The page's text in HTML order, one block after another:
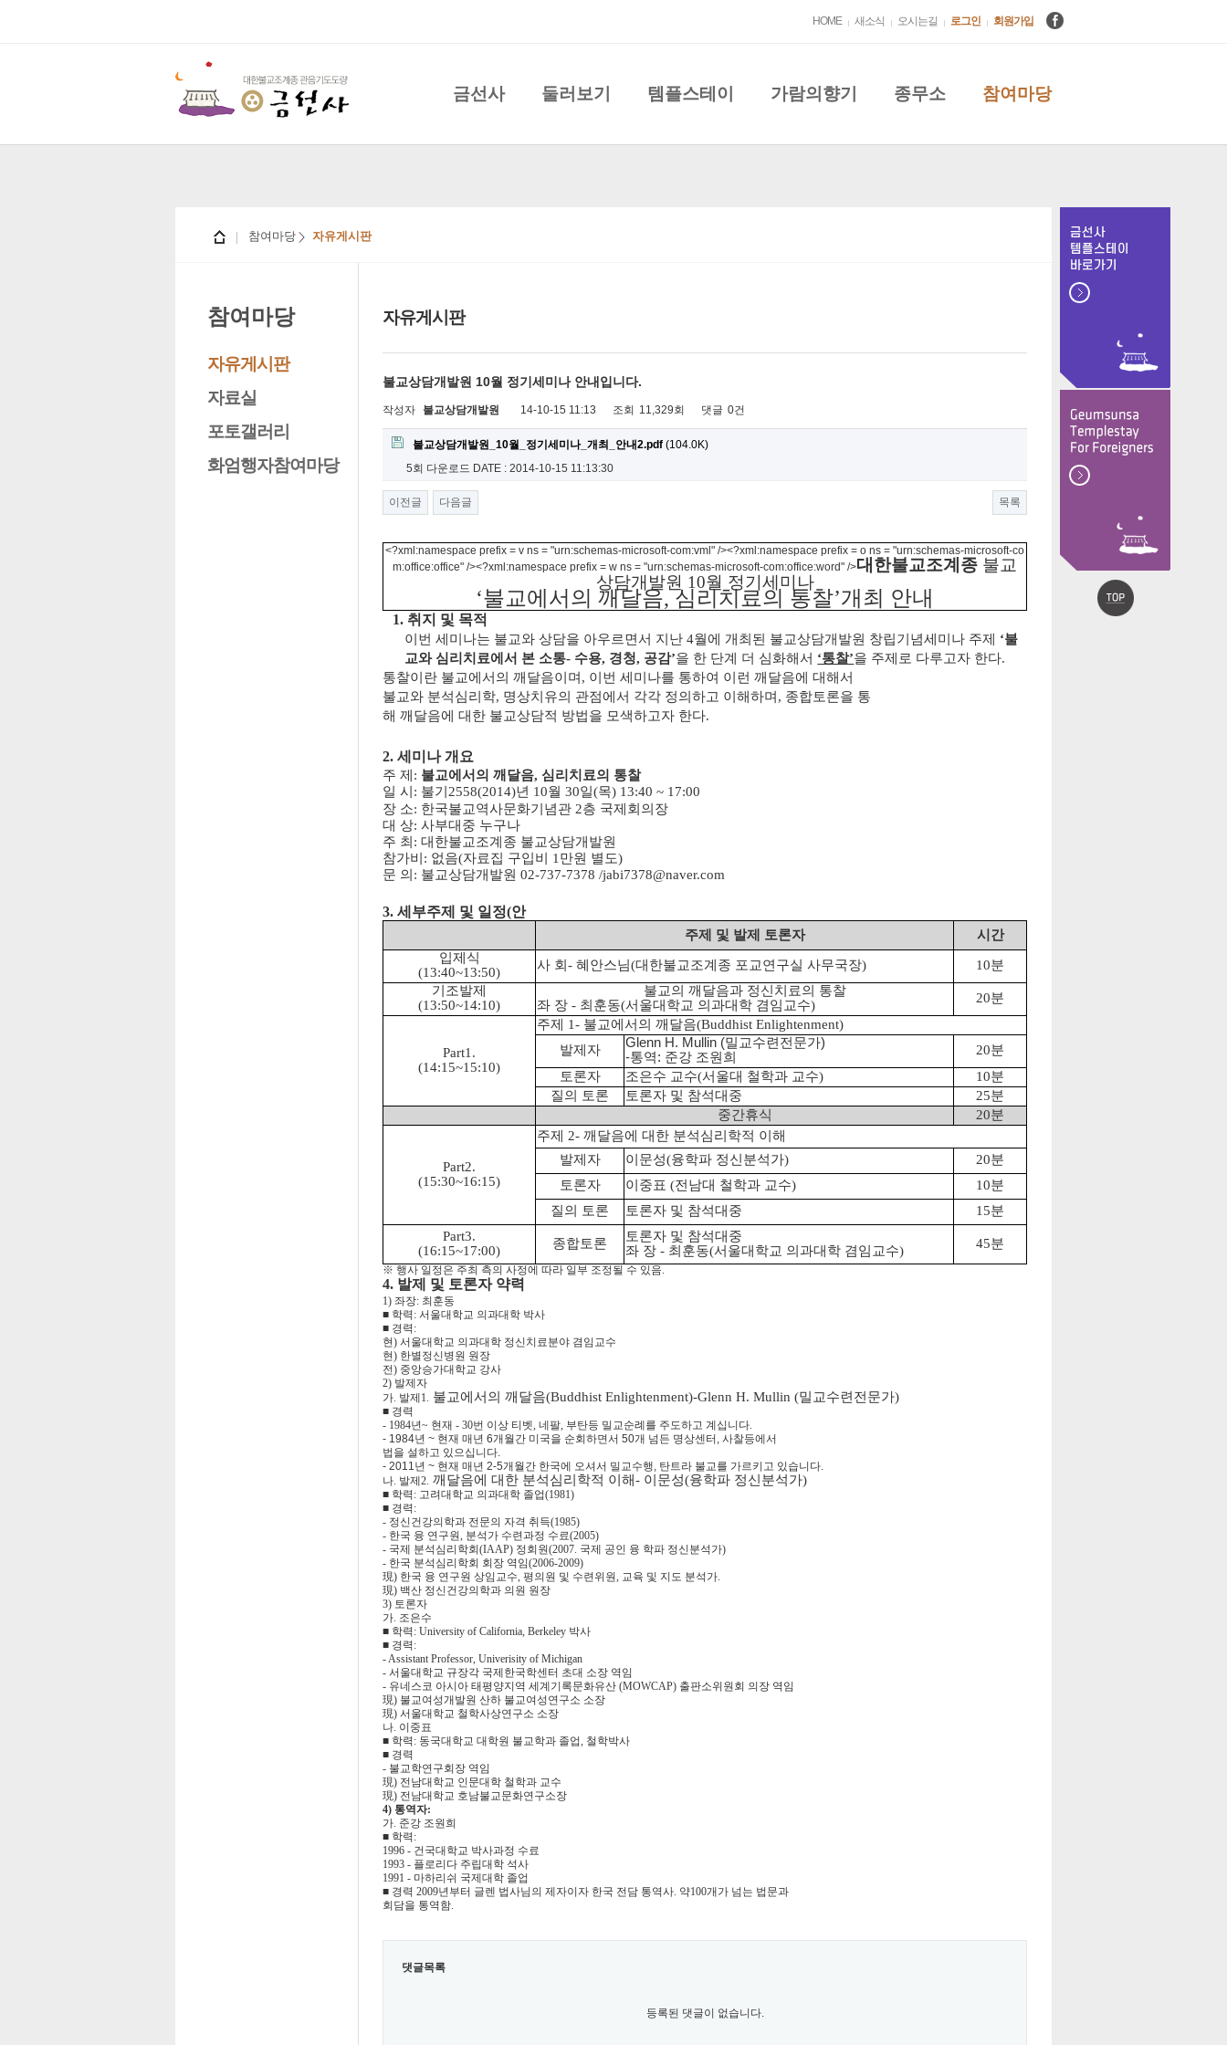
HOME 새소식 오시는길 로그인 회원가입
금선사 둘러보기 템플스테이 가람의향기 종무소 참여마당
참여마당 자유게시판
참여마당
자유게시판
자료실
포토갤러리
화엄행자참여마당
자유게시판
불교상담개발원 10월 정기세미나 안내입니다.
작성자 불교상담개발원 14-10-15 11:13 조회 11,329회 댓글 0건
불교상담개발원_10월_정기세미나_개최_안내2.pdf (104.0K)
5회 다운로드 DATE : 2014-10-15 11:13:30
이전글 다음글 목록
<?xml:namespace prefix = v ns = "urn:schemas-microsoft-com:vml" /><?xml:namespace prefix = o ns = "urn:schemas-microsoft-co
m:office:office" /><?xml:namespace prefix = w ns = "urn:schemas-microsoft-com:office:word" />대한불교조계종 불교
상담개발원 10월 정기세미나
‘불교에서의 깨달음, 심리치료의 통찰’개최 안내
1. 취지 및 목적
이번 세미나는 불교와 상담을 아우르면서 지난 4월에 개최된 불교상담개발원 창립기념세미나 주제 ‘불
교와 심리치료에서 본 소통- 수용, 경청, 공감’을 한 단계 더 심화해서 ‘통찰’을 주제로 다루고자 한다.
통찰이란 불교에서의 깨달음이며, 이번 세미나를 통하여 이런 깨달음에 대해서
불교와 분석심리학, 명상치유의 관점에서 각각 정의하고 이해하며, 종합토론을 통
해 깨달음에 대한 불교상담적 방법을 모색하고자 한다.
2. 세미나 개요
주 제: 불교에서의 깨달음, 심리치료의 통찰
일 시: 불기2558(2014)년 10월 30일(목) 13:40 ~ 17:00
장 소: 한국불교역사문화기념관 2층 국제회의장
대 상: 사부대중 누구나
주 최: 대한불교조계종 불교상담개발원
참가비: 없음(자료집 구입비 1만원 별도)
문 의: 불교상담개발원 02-737-7378 /jabi7378@naver.com
3. 세부주제 및 일정(안
주제 및 발제 토론자
시간
입제식
(13:40~13:50)
사 회- 혜안스님(대한불교조계종 포교연구실 사무국장)
10분
기조발제
(13:50~14:10)
불교의 깨달음과 정신치료의 통찰
좌 장 - 최훈동(서울대학교 의과대학 겸임교수) 20분
Part1.
(14:15~15:10)
주제 1- 불교에서의 깨달음(Buddhist Enlightenment)
발제자
Glenn H. Mullin (밀교수련전문가)
-통역: 준강 조원희
20분
토론자
조은수 교수(서울대 철학과 교수)
10분
질의 토론
토론자 및 참석대중
25분
중간휴식
20분
Part2.
(15:30~16:15)
주제 2- 깨달음에 대한 분석심리학적 이해
발제자
이문성(융학파 정신분석가)
20분
토론자
이중표 (전남대 철학과 교수)
10분
질의 토론
토론자 및 참석대중
15분
Part3.
(16:15~17:00)
종합토론
토론자 및 참석대중
좌 장 - 최훈동(서울대학교 의과대학 겸임교수) 45분
※ 행사 일정은 주최 측의 사정에 따라 일부 조정될 수 있음.
4. 발제 및 토론자 약력
1) 좌장: 최훈동
■ 학력: 서울대학교 의과대학 박사
■ 경력:
현) 서울대학교 의과대학 정신치료분야 겸임교수
현) 한별정신병원 원장
전) 중앙승가대학교 강사
2) 발제자
가. 발제1. 불교에서의 깨달음(Buddhist Enlightenment)-Glenn H. Mullin (밀교수련전문가)
■ 경력
- 1984년~ 현재 - 30번 이상 티벳, 네팔, 부탄등 밀교순례를 주도하고 계십니다.
- 1984년 ~ 현재 매년 6개월간 미국을 순회하면서 50개 넘든 명상센터, 사찰등에서
법을 설하고 있으십니다.
- 2011년 ~ 현재 매년 2-5개월간 한국에 오셔서 밀교수행, 탄트라 불교를 가르키고 있습니다.
나. 발제2. 깨달음에 대한 분석심리학적 이해- 이문성(융학파 정신분석가)
■ 학력: 고려대학교 의과대학 졸업(1981)
■ 경력:
- 정신건강의학과 전문의 자격 취득(1985)
- 한국 융 연구원, 분석가 수련과정 수료(2005)
- 국제 분석심리학회(IAAP) 정회원(2007. 국제 공인 융 학파 정신분석가)
- 한국 분석심리학회 회장 역임(2006-2009)
現) 한국 융 연구원 상임교수, 평의원 및 수련위원, 교육 및 지도 분석가.
現) 백산 정신건강의학과 의원 원장
3) 토론자
가. 조은수
■ 학력: University of California, Berkeley 박사
■ 경력:
- Assistant Professor, Univerisity of Michigan
- 서울대학교 규장각 국제한국학센터 초대 소장 역임
- 유네스코 아시아 태평양지역 세계기록문화유산 (MOWCAP) 출판소위원회 의장 역임
現) 불교여성개발원 산하 불교여성연구소 소장
現) 서울대학교 철학사상연구소 소장
나. 이중표
■ 학력: 동국대학교 대학원 불교학과 졸업, 철학박사
■ 경력
- 불교학연구회장 역임
現) 전남대학교 인문대학 철학과 교수
現) 전남대학교 호남불교문화연구소장
4) 통역자:
가. 준강 조원희
■ 학력:
1996 - 건국대학교 박사과정 수료
1993 - 플로리다 주립대학 석사
1991 - 마하리쉬 국제대학 졸업
■ 경력 2009년부터 글렌 법사님의 제자이자 한국 전담 통역사. 약100개가 넘는 법문과
회담을 통역함.
댓글목록
등록된 댓글이 없습니다.